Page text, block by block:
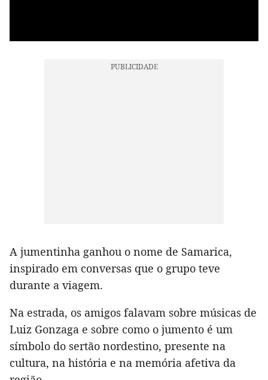
A jumentinha ganhou o nome de Samarica,
inspirado em conversas que o grupo teve
durante a viagem.
Na estrada, os amigos falavam sobre músicas de
Luiz Gonzaga e sobre como o jumento é um
símbolo do sertão nordestino, presente na
cultura, na história e na memória afetiva da